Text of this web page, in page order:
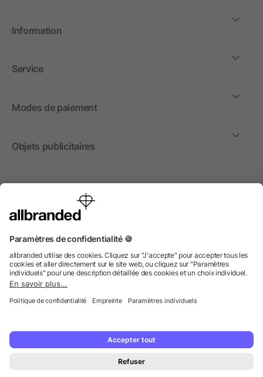
Information
Service
Modes de paiement
Objets publicitaires
International
Nous commercialisons nos objets publicitaires et articles
non aux personnes privées.